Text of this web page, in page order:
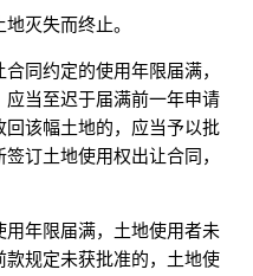
灭失而终止。
同约定的使用年限届满，
当至迟于届满前一年申请
该幅土地的，应当予以批
订土地使用权出让合同，
年限届满，土地使用者未
规定未获批准的，土地使